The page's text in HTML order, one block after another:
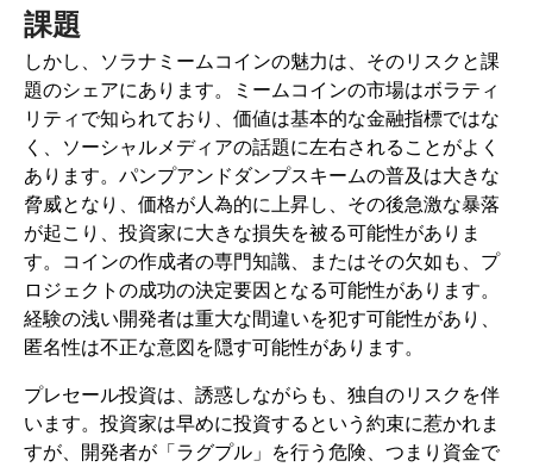
課題
しかし、ソラナミームコインの魅力は、そのリスクと課
題のシェアにあります。ミームコインの市場はボラティ
リティで知られており、価値は基本的な金融指標ではな
く、ソーシャルメディアの話題に左右されることがよく
あります。パンプアンドダンプスキームの普及は大きな
脅威となり、価格が人為的に上昇し、その後急激な暴落
が起こり、投資家に大きな損失を被る可能性がありま
す。コインの作成者の専門知識、またはその欠如も、プ
ロジェクトの成功の決定要因となる可能性があります。
経験の浅い開発者は重大な間違いを犯す可能性があり、
匿名性は不正な意図を隠す可能性があります。
プレセール投資は、誘惑しながらも、独自のリスクを伴
います。投資家は早めに投資するという約束に惹かれま
すが、開発者が「ラグプル」を行う危険、つまり資金で